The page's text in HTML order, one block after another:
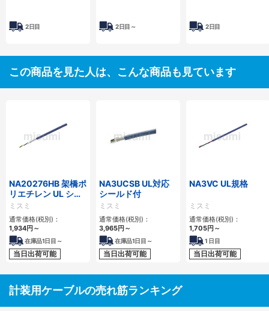
2日目 2日目～ 2日目
この商品を見た人は、こんな商品も見ています
NA20276HB 架橋ポ
リエチレン UL シー
ルド付
ミスミ
通常価格(税別)：
1,934円～
在庫品1日目～
当日出荷可能
NA3UCSB UL対応
シールド付
ミスミ
通常価格(税別)：
3,965円～
在庫品1日目～
当日出荷可能
NA3VC UL規格
ミスミ
通常価格(税別)：
1,705円～
1 日目
当日出荷可能
計装用ケーブルの売れ筋ランキング